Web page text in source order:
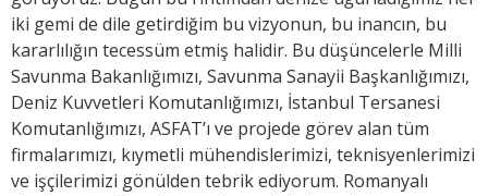
iki gemi de dile getirdiğim bu vizyonun, bu inancın, bu
kararlılığın tecessüm etmiş halidir. Bu düşüncelerle Milli
Savunma Bakanlığımızı, Savunma Sanayii Başkanlığımızı,
Deniz Kuvvetleri Komutanlığımızı, İstanbul Tersanesi
Komutanlığımızı, ASFAT’ı ve projede görev alan tüm
firmalarımızı, kıymetli mühendislerimizi, teknisyenlerimizi
ve işçilerimizi gönülden tebrik ediyorum. Romanyalı